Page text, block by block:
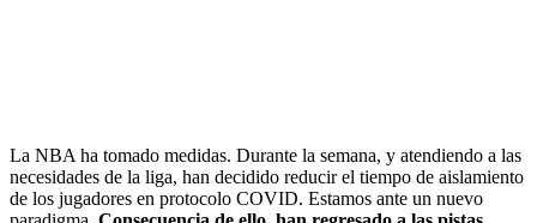
La NBA ha tomado medidas. Durante la semana, y atendiendo a las
necesidades de la liga, han decidido reducir el tiempo de aislamiento
de los jugadores en protocolo COVID. Estamos ante un nuevo